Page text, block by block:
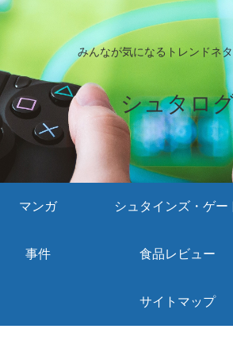
みんなが気になるトレンドネ
シュタロ
マンガ シュタインズ・ゲー
事件 食品レビュー
サイトマップ